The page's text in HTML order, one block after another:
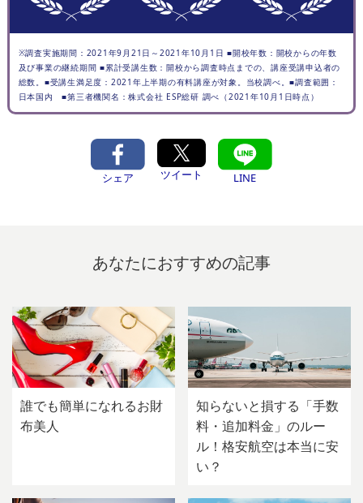
※調査実施期間：2021年9月21日～2021年10月1日 ■開校年数：開校からの年数
及び事業の継続期間 ■累計受講生数：開校から調査時点までの、講座受講申込者の
総数。■受講生満足度：2021年上半期の有料講座が対象。当校調べ。■調査範囲：
日本国内 ■第三者機関名：株式会社 ESP総研 調べ（2021年10月1日時点）
シェア ツイート LINE
あなたにおすすめの記事
誰でも簡単になれるお財
布美人
知らないと損する「手数
料・追加料金」のルー
ル！格安航空は本当に安
い？